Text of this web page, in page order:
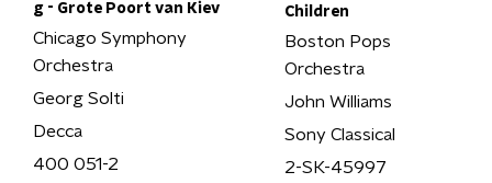
g - Grote Poort van Kiev
Chicago Symphony
Orchestra
Georg Solti
Decca
400 051-2
Children
Boston Pops
Orchestra
John Williams
Sony Classical
2-SK-45997